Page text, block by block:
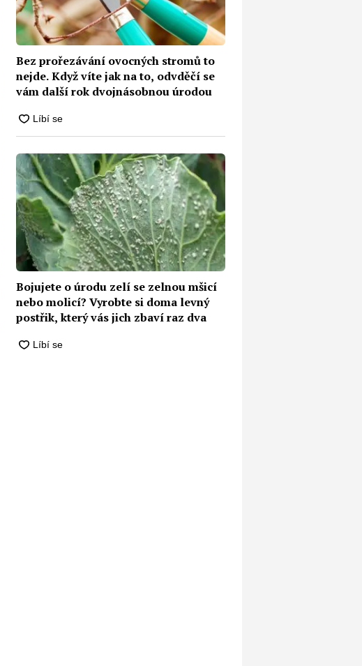
Bez prořezávání ovocných stromů to
nejde. Když víte jak na to, odvděčí se
vám další rok dvojnásobnou úrodou
Bojujete o úrodu zelí se zelnou mšicí
nebo molicí? Vyrobte si doma levný
postřik, který vás jich zbaví raz dva